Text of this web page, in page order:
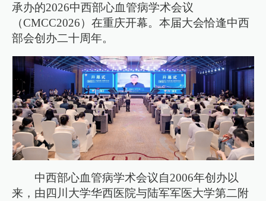
承办的2026中西部心血管病学术会议
（CMCC2026）在重庆开幕。本届大会恰逢中西
部会创办二十周年。
中西部心血管病学术会议自2006年创办以
来，由四川大学华西医院与陆军军医大学第二附